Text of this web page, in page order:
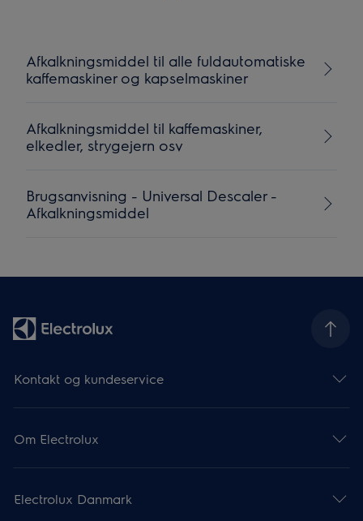
Afkalkningsmiddel til alle fuldautomatiske
kaffemaskiner og kapselmaskiner
Afkalkningsmiddel til kaffemaskiner,
elkedler, strygejern osv
Brugsanvisning - Universal Descaler -
Afkalkningsmiddel
Kontakt og kundeservice
Om Electrolux
Electrolux Danmark